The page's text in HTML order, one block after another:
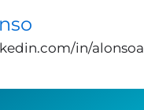
in/